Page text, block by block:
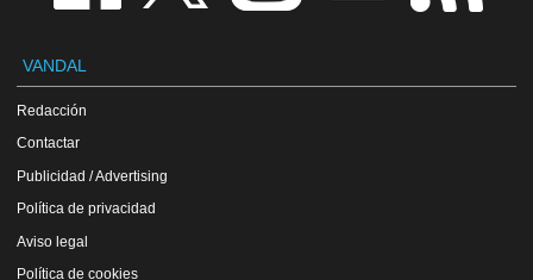
VANDAL
Redacción
Contactar
Publicidad / Advertising
Política de privacidad
Aviso legal
Política de cookies